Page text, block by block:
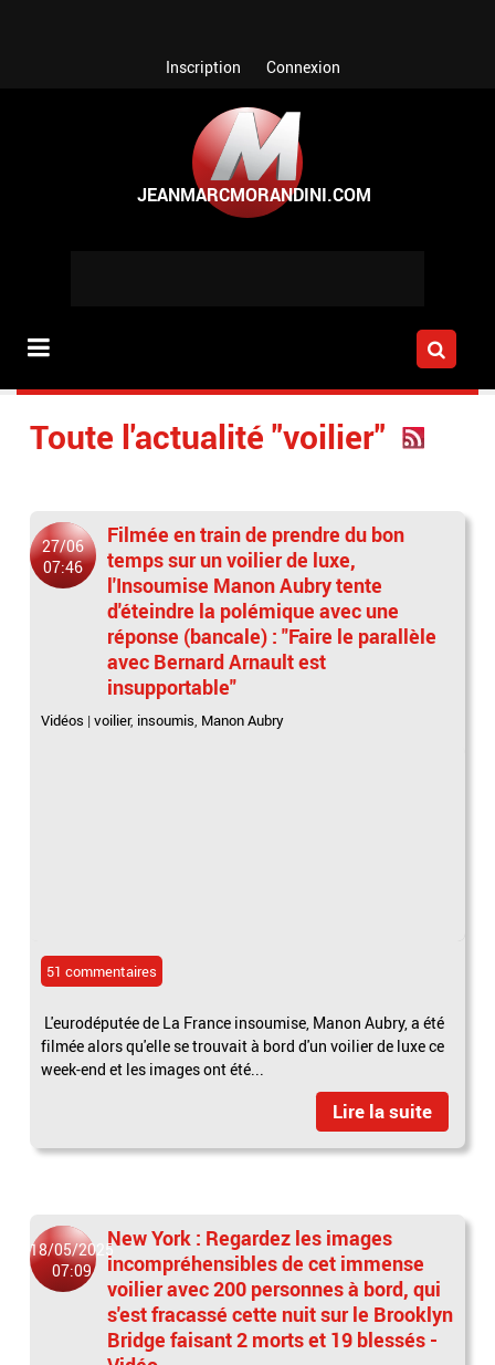
Inscription Connexion
Toute l'actualité "voilier"
27/06
07:46
Filmée en train de prendre du bon
temps sur un voilier de luxe,
l'Insoumise Manon Aubry tente
d'éteindre la polémique avec une
réponse (bancale) : "Faire le parallèle
avec Bernard Arnault est
insupportable"
Vidéos |voilier, insoumis, Manon Aubry
51 commentaires
L'eurodéputée de La France insoumise, Manon Aubry, a été
filmée alors qu'elle se trouvait à bord d'un voilier de luxe ce
week-end et les images ont été...
Lire la suite
18/05/2025
07:09
New York : Regardez les images
incompréhensibles de cet immense
voilier avec 200 personnes à bord, qui
s'est fracassé cette nuit sur le Brooklyn
Bridge faisant 2 morts et 19 blessés -